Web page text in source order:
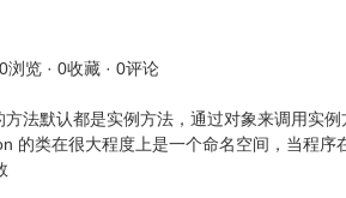
浏览 · 0收藏 · 0评论
法默认都是实例方法，通过对象来调用实例
的类在很大程度上是一个命名空间，当程